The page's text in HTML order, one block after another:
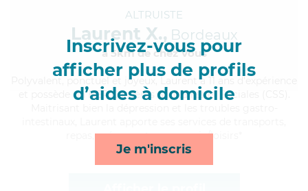
Inscrivez-vous pour
afficher plus de profils
d’aides à domicile
Je m'inscris
ALTRUISTE
Laurent X., Bordeaux
à 5km de chez Vous
, ponctuel et joyeux, Laurent a 11 ans d'expérience
et possède un BEP Carrières Sanitaires et Sociales (CSS).
repas, ménage et compagnie/loisirs*